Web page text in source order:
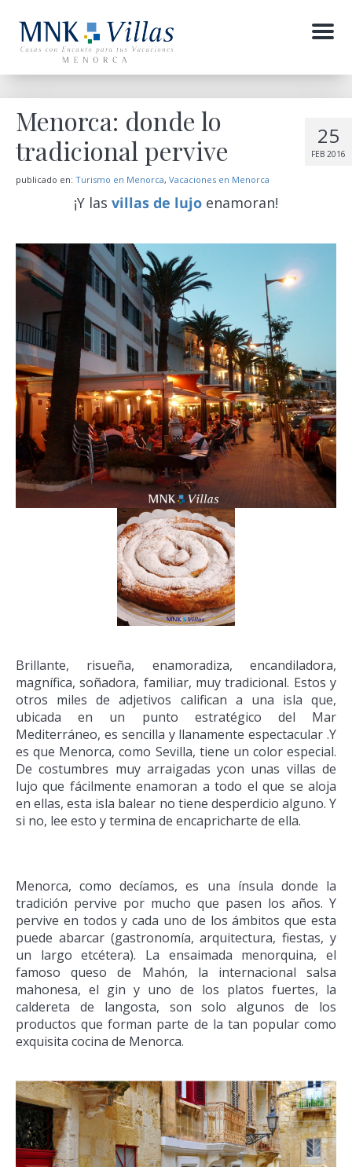
Menu
25
FEB 2016
Menorca: donde lo
tradicional pervive
publicado en: Turismo en Menorca, Vacaciones en Menorca
¡Y las villas de lujo enamoran!
Brillante, risueña, enamoradiza, encandiladora,
magnífica, soñadora, familiar, muy tradicional. Estos y
otros miles de adjetivos califican a una isla que,
ubicada en un punto estratégico del Mar
Mediterráneo, es sencilla y llanamente espectacular .Y
es que Menorca, como Sevilla, tiene un color especial.
De costumbres muy arraigadas ycon unas villas de
lujo que fácilmente enamoran a todo el que se aloja
en ellas, esta isla balear no tiene desperdicio alguno. Y
si no, lee esto y termina de encapricharte de ella.
Menorca, como decíamos, es una ínsula donde la
tradición pervive por mucho que pasen los años. Y
pervive en todos y cada uno de los ámbitos que esta
puede abarcar (gastronomía, arquitectura, fiestas, y
un largo etcétera). La ensaimada menorquina, el
famoso queso de Mahón, la internacional salsa
mahonesa, el gin y uno de los platos fuertes, la
caldereta de langosta, son solo algunos de los
productos que forman parte de la tan popular como
exquisita cocina de Menorca.